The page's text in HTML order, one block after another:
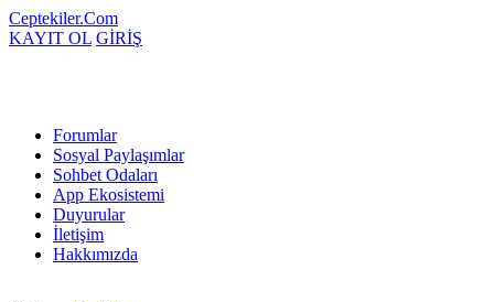
Ceptekiler.Com
KAYIT OL GİRİŞ
Forumlar
Sosyal Paylaşımlar
Sohbet Odaları
App Ekosistemi
Duyurular
İletişim
Hakkımızda